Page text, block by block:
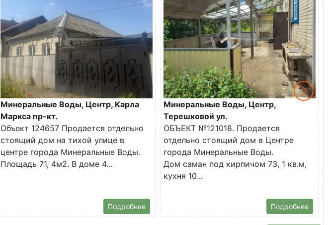
Минеральные Воды, Центр, Карла
Маркса пр-кт.
Объект 124657 Продается отдельно
стоящий дом на тихой улице в
центре города Минеральные Воды.
Площадь 71, 4м2. В доме 4...
Подробнее
Минеральные Воды, Центр,
Терешковой ул.
ОБЪЕКТ №121018. Продается
отдельно стоящий дом в Центре
города Минеральные Воды.
Дом саман под кирпичом 73, 1 кв.м,
кухня 10...
Подробнее